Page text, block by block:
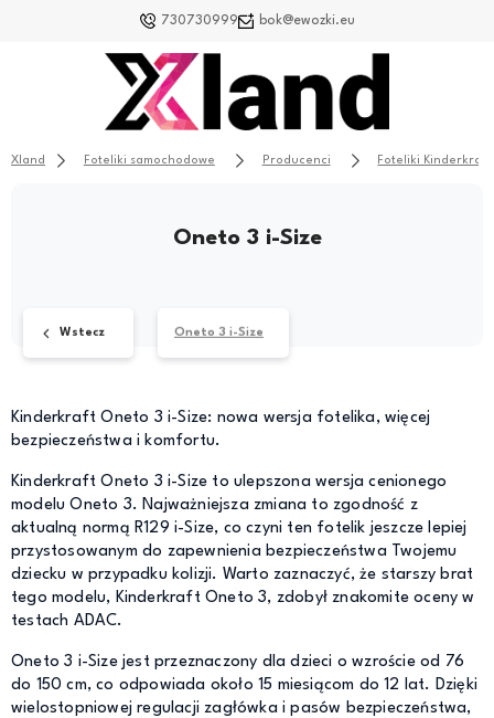
730730999 bok@ewozki.eu
Xland Foteliki samochodowe Producenci Foteliki Kinderkraft
Oneto 3 i-Size
Wstecz Oneto 3 i-Size
Kinderkraft Oneto 3 i-Size: nowa wersja fotelika, więcej
bezpieczeństwa i komfortu.
Kinderkraft Oneto 3 i-Size to ulepszona wersja cenionego
modelu Oneto 3. Najważniejsza zmiana to zgodność z
aktualną normą R129 i-Size, co czyni ten fotelik jeszcze lepiej
przystosowanym do zapewnienia bezpieczeństwa Twojemu
dziecku w przypadku kolizji. Warto zaznaczyć, że starszy brat
tego modelu, Kinderkraft Oneto 3, zdobył znakomite oceny w
testach ADAC.
Oneto 3 i-Size jest przeznaczony dla dzieci o wzroście od 76
do 150 cm, co odpowiada około 15 miesiącom do 12 lat. Dzięki
wielostopniowej regulacji zagłówka i pasów bezpieczeństwa,